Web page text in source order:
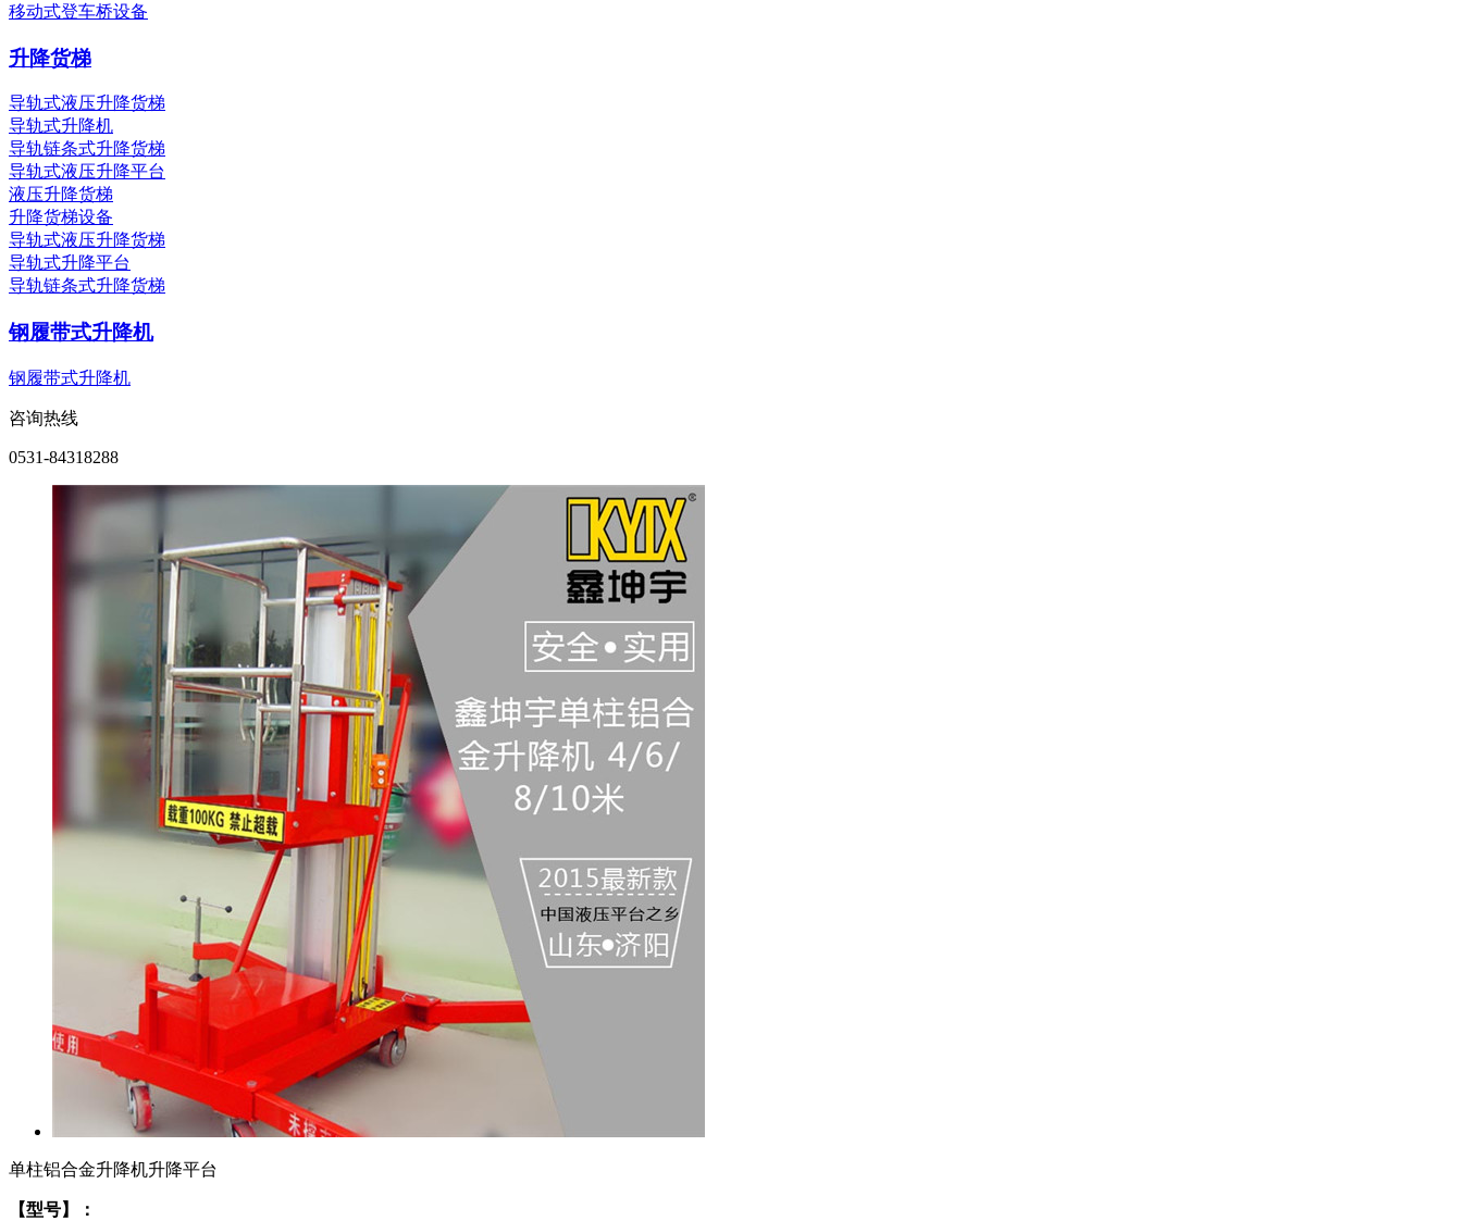
移动式登车桥设备
升降货梯
导轨式液压升降货梯
导轨式升降机
导轨链条式升降货梯
导轨式液压升降平台
液压升降货梯
升降货梯设备
导轨式液压升降货梯
导轨式升降平台
导轨链条式升降货梯
钢履带式升降机
钢履带式升降机
咨询热线
0531-84318288
单柱铝合金升降机升降平台
【型号】：